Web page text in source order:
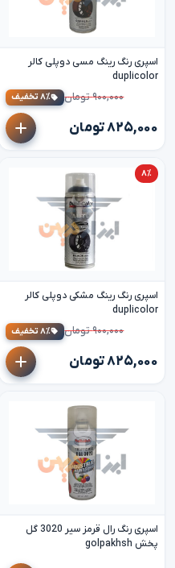
اسپری رنگ رینگ مسی دوپلی کالر
duplicolor
۹۰۰,۰۰۰ تومان ۸٪ تخفیف
۸۲۵,۰۰۰ تومان
۸٪
اسپری رنگ رینگ مشکی دوپلی کالر
duplicolor
۹۰۰,۰۰۰ تومان ۸٪ تخفیف
۸۲۵,۰۰۰ تومان
اسپری رنگ رال قرمز سیر 3020 گل
پخش golpakhsh